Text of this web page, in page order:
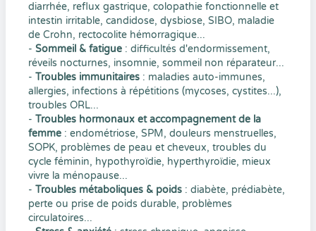
diarrhée, reflux gastrique, colopathie fonctionnelle et
intestin irritable, candidose, dysbiose, SIBO, maladie
de Crohn, rectocolite hémorragique...
- Sommeil & fatigue : difficultés d'endormissement,
réveils nocturnes, insomnie, sommeil non réparateur...
- Troubles immunitaires : maladies auto-immunes,
allergies, infections à répétitions (mycoses, cystites...),
troubles ORL...
- Troubles hormonaux et accompagnement de la
femme : endométriose, SPM, douleurs menstruelles,
SOPK, problèmes de peau et cheveux, troubles du
cycle féminin, hypothyroïdie, hyperthyroïdie, mieux
vivre la ménopause...
- Troubles métaboliques & poids : diabète, prédiabète,
perte ou prise de poids durable, problèmes
circulatoires...